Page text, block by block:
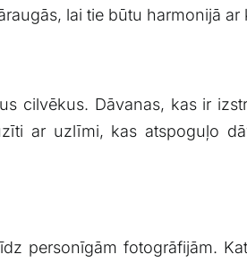
lai tie būtu harmonijā
cilvēkus.‌ Dāvanas, kas ⁣ir
ar uzlīmi, kas atspoguļo
personīgām fotogrāfijām.